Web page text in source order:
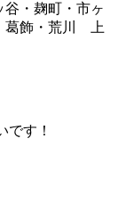
・麹町・市ヶ
葛飾・荒川 上
です！